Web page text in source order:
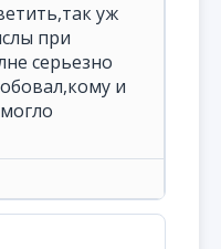
уж
при
серьезно
и